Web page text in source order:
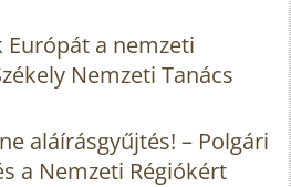
a nemzeti
Nemzeti Tanács
aláírásgyűjtés! – Polgári
a Nemzeti Régiókért